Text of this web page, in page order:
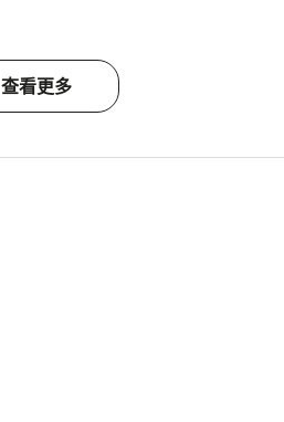
查看更多